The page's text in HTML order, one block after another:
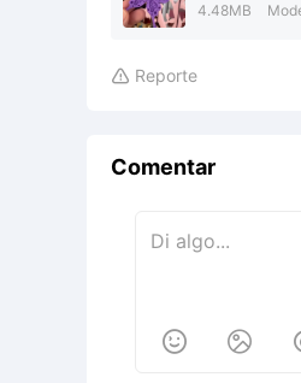
4.48MB
 Reporte
Comentar
 